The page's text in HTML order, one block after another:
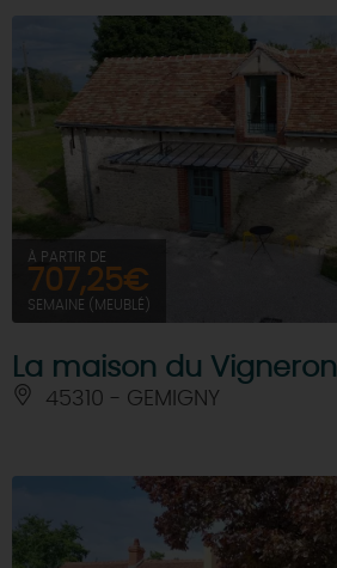
À PARTIR DE
707,25€
SEMAINE (MEUBLÉ)
La maison du Vigneron
45310 - GEMIGNY